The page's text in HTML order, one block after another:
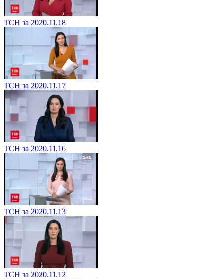
ТСН за 2020.11.18
ТСН за 2020.11.17
ТСН за 2020.11.16
ТСН за 2020.11.13
ТСН за 2020.11.12